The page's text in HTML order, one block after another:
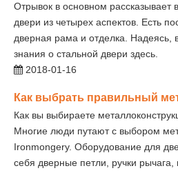
Отрывок в основном рассказывает
двери из четырех аспектов. Есть
дверная рама и отделка. Надеясь,
знания о стальной двери здесь.
2018-01-16
Как вы выбираете
Многие люди путают с выбором
Ironmongery. Оборудование для
себя дверные петли, ручки рычага,